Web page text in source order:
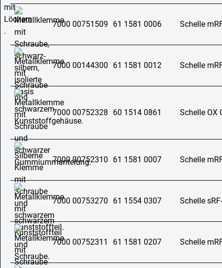
7000 00751509 61 1581 0006 Schelle
7000 00144300 61 1581 0012 Schelle
7000 00752328 60 1514 0861 Schelle OX
7000 00752310 61 1581 0007 Schelle
7000 00753270 61 1554 0307 Schelle
7000 00752311 61 1581 0207 Schelle